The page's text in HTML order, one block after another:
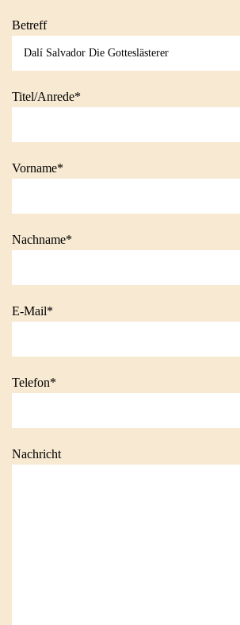
Betreff
Titel/Anrede*
Vorname*
Nachname*
E-Mail*
Telefon*
Nachricht